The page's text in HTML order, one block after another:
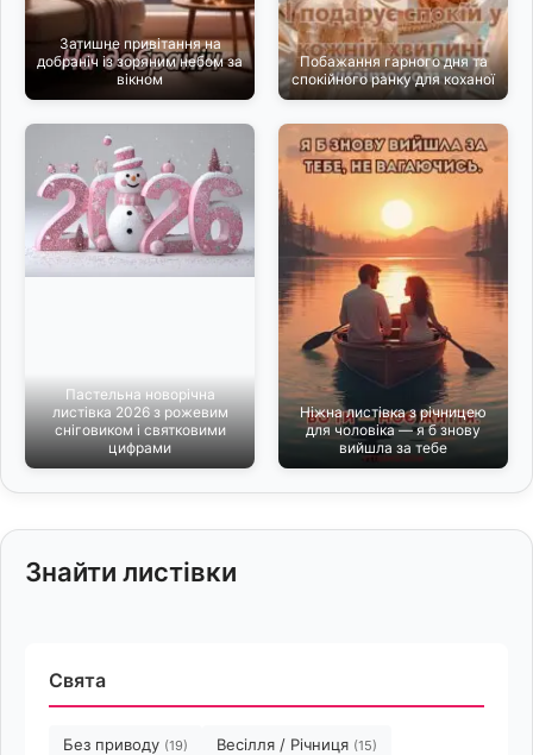
Затишне привітання на
добраніч із зоряним небом за
вікном
Побажання гарного дня та
спокійного ранку для коханої
Пастельна новорічна
листівка 2026 з рожевим
сніговиком і святковими
цифрами
Ніжна листівка з річницею
для чоловіка — я б знову
вийшла за тебе
Знайти листівки
Свята
Без приводу (19) Весілля / Річниця (15)